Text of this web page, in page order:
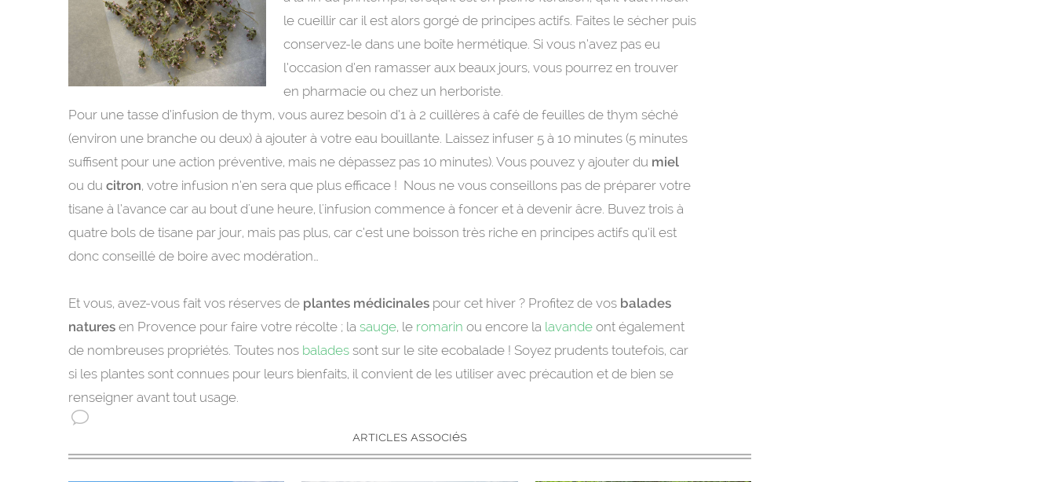
le cueillir car il est alors gorgé de principes actifs. Faites le sécher puis
conservez-le dans une boîte hermétique. Si vous n’avez pas eu
l’occasion d’en ramasser aux beaux jours, vous pourrez en trouver
en pharmacie ou chez un herboriste.
Pour une tasse d’infusion de thym, vous aurez besoin d’1 à 2 cuillères à café de feuilles de thym séché
(environ une branche ou deux) à ajouter à votre eau bouillante. Laissez infuser 5 à 10 minutes (5 minutes
suffisent pour une action préventive, mais ne dépassez pas 10 minutes). Vous pouvez y ajouter du miel
ou du citron, votre infusion n’en sera que plus efficace ! Nous ne vous conseillons pas de préparer votre
tisane à l’avance car au bout d'une heure, l'infusion commence à foncer et à devenir âcre. Buvez trois à
quatre bols de tisane par jour, mais pas plus, car c’est une boisson très riche en principes actifs qu’il est
donc conseillé de boire avec modération…
Et vous, avez-vous fait vos réserves de plantes médicinales pour cet hiver ? Profitez de vos balades
natures en Provence pour faire votre récolte ; la sauge, le romarin ou encore la lavande ont également
de nombreuses propriétés. Toutes nos balades sont sur le site ecobalade ! Soyez prudents toutefois, car
si les plantes sont connues pour leurs bienfaits, il convient de les utiliser avec précaution et de bien se
renseigner avant tout usage.
articles associés